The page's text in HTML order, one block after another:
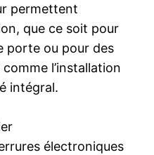
permettent
que ce soit pour
porte ou pour des
l’installation
intégral.
électroniques